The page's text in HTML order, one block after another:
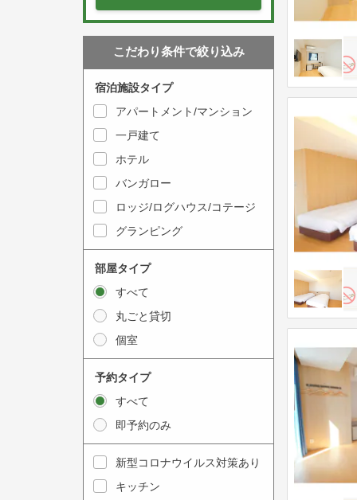
w
e
t
o
t
e
a
c
t
w
i
t
h
c
a
a
r
w
k
t
o
n
t
e
r
a
c
w
i
t
h
t
h
こだわり条件で絞り込み
宿泊施設タイプ
アパートメント/マンション
一戸建て
ホテル
バンガロー
ロッジ/ログハウス/コテージ
グランピング
部屋タイプ
すべて
丸ごと貸切
個室
予約タイプ
すべて
即予約のみ
新型コロナウイルス対策あり
キッチン